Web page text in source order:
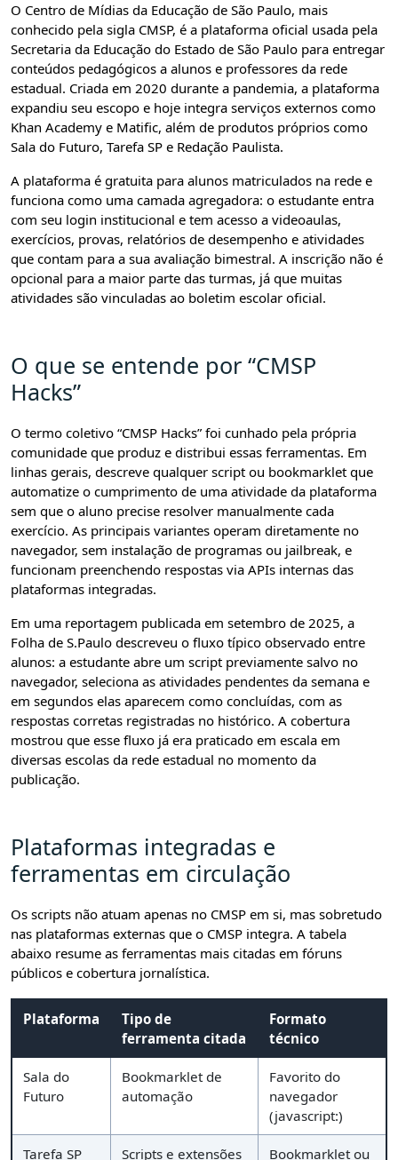
O Centro de Mídias da Educação de São Paulo, mais
conhecido pela sigla CMSP, é a plataforma oficial usada pela
Secretaria da Educação do Estado de São Paulo para entregar
conteúdos pedagógicos a alunos e professores da rede
estadual. Criada em 2020 durante a pandemia, a plataforma
expandiu seu escopo e hoje integra serviços externos como
Khan Academy e Matific, além de produtos próprios como
Sala do Futuro, Tarefa SP e Redação Paulista.
A plataforma é gratuita para alunos matriculados na rede e
funciona como uma camada agregadora: o estudante entra
com seu login institucional e tem acesso a videoaulas,
exercícios, provas, relatórios de desempenho e atividades
que contam para a sua avaliação bimestral. A inscrição não é
opcional para a maior parte das turmas, já que muitas
atividades são vinculadas ao boletim escolar oficial.
O que se entende por “CMSP
Hacks”
O termo coletivo “CMSP Hacks” foi cunhado pela própria
comunidade que produz e distribui essas ferramentas. Em
linhas gerais, descreve qualquer script ou bookmarklet que
automatize o cumprimento de uma atividade da plataforma
sem que o aluno precise resolver manualmente cada
exercício. As principais variantes operam diretamente no
navegador, sem instalação de programas ou jailbreak, e
funcionam preenchendo respostas via APIs internas das
plataformas integradas.
Em uma reportagem publicada em setembro de 2025, a
Folha de S.Paulo descreveu o fluxo típico observado entre
alunos: a estudante abre um script previamente salvo no
navegador, seleciona as atividades pendentes da semana e
em segundos elas aparecem como concluídas, com as
respostas corretas registradas no histórico. A cobertura
mostrou que esse fluxo já era praticado em escala em
diversas escolas da rede estadual no momento da
publicação.
Plataformas integradas e
ferramentas em circulação
Os scripts não atuam apenas no CMSP em si, mas sobretudo
nas plataformas externas que o CMSP integra. A tabela
abaixo resume as ferramentas mais citadas em fóruns
públicos e cobertura jornalística.
Plataforma
Tipo de
ferramenta citada
Formato
técnico
Sala do
Futuro
Bookmarklet de
automação
Favorito do
navegador
(javascript:)
Tarefa SP Scripts e extensões Bookmarklet ou